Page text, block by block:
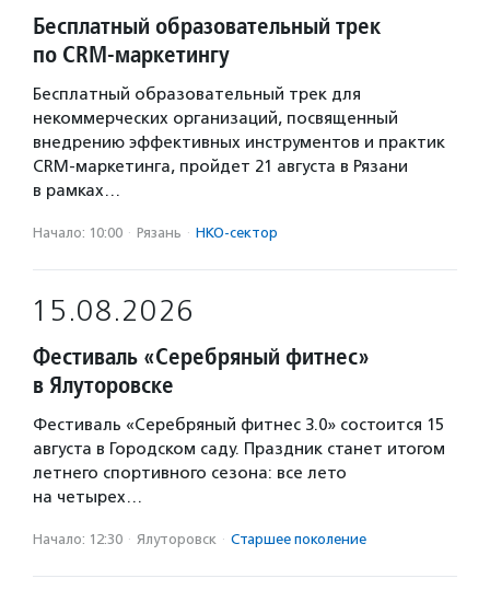
Бесплатный образовательный трек
по CRM-маркетингу
Бесплатный образовательный трек для
некоммерческих организаций, посвященный
внедрению эффективных инструментов и практик
CRM-маркетинга, пройдет 21 августа в Рязани
в рамках…
Начало: 10:00 · Рязань · НКО-сектор
15.08.2026
Фестиваль «Серебряный фитнес»
в Ялуторовске
Фестиваль «Серебряный фитнес 3.0» состоится 15
августа в Городском саду. Праздник станет итогом
летнего спортивного сезона: все лето
на четырех…
Начало: 12:30 · Ялуторовск · Старшее поколение